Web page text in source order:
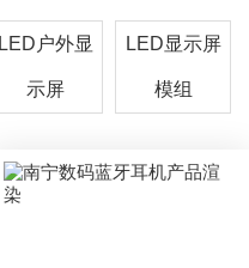
LED户外显
示屏
LED显示屏
模组